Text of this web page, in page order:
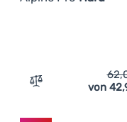
Zum Vergleich
von